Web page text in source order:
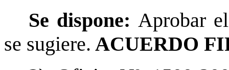
Se dispone: Aprobar
se sugiere. ACUERDO